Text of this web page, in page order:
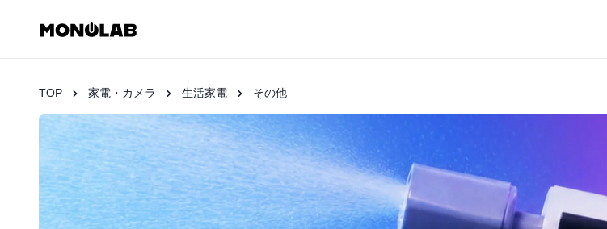
TOP 家電・カメラ 生活家電 その他